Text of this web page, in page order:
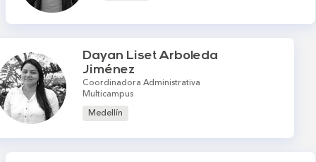
Dayan Liset Arboleda
Jiménez
Coordinadora Administrativa
Multicampus
Medellín